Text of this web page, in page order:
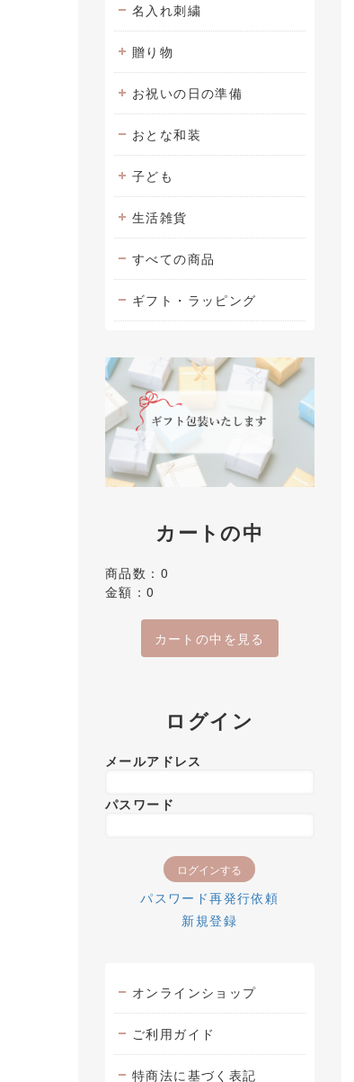
名入れ刺繍
贈り物
お祝いの日の準備
おとな和装
子ども
生活雑貨
すべての商品
ギフト・ラッピング
カートの中
商品数：0
金額：0
カートの中を見る
ログイン
メールアドレス
パスワード
パスワード再発行依頼
新規登録
オンラインショップ
ご利用ガイド
特商法に基づく表記